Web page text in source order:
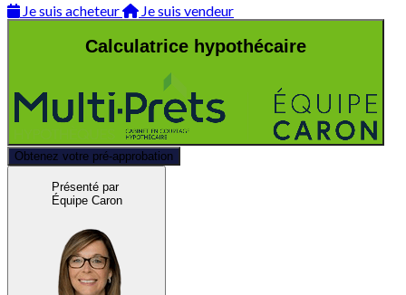
Je suis acheteur
Je suis vendeur
Calculatrice hypothécaire
Obtenez votre pré-approbation
Présenté par
Équipe Caron